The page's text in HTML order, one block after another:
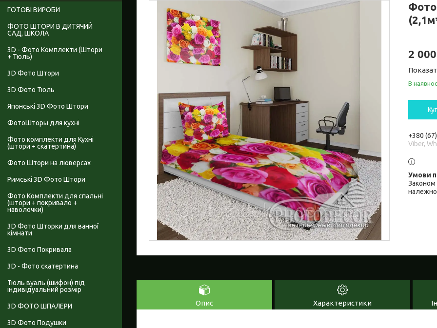
2
В
+380
Viber,
Законом
Опис Характеристики
ГОТОВІ ВИРОБИ
ФОТО ШТОРИ В ДИТЯЧИЙ
САД, ШКОЛА
3D - Фото Комплекти (Штори
+ Тюль)
3D Фото Штори
3D Фото Тюль
Японські 3D Фото Штори
ФотоШторы для кухні
Фото комплекти для Кухні
(штори + скатертина)
Фото Штори на люверсах
Римські 3D Фото Штори
Фото Комплекти для спальні
(штори + покривало +
наволочки)
3D Фото Шторки для ванної
кімнати
3D Фото Покривала
3D - Фото скатертина
Тюль вуаль (шифон) під
індивідуальний розмір
3D ФОТО ШПАЛЕРИ
3D Фото Подушки